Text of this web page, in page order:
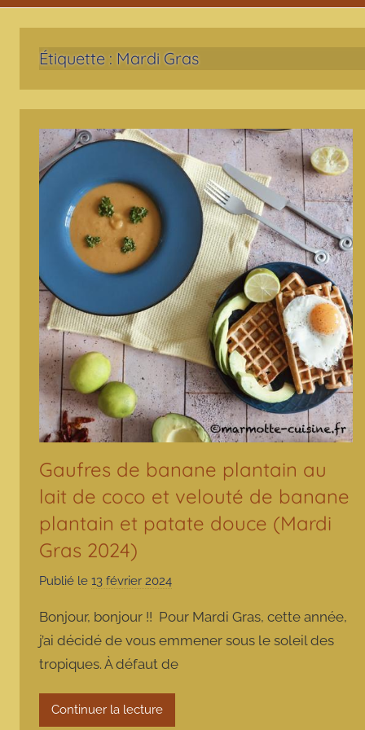
Étiquette : Mardi Gras
Gaufres de banane plantain au
lait de coco et velouté de banane
plantain et patate douce (Mardi
Gras 2024)
Publié le 13 février 2024
r
m
a
Bonjour, bonjour !! Pour Mardi Gras, cette année,
j’ai décidé de vous emmener sous le soleil des
tropiques. À défaut de
Continuer la lecture